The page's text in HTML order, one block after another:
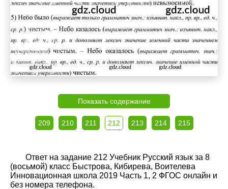
Показать содержание
209 210 211 212 213 214 215
Ответ на задание 212 Учебник Русский язык за 8
(восьмой) класс Быстрова, Кибирева, Воителева
Инновационная школа 2019 Часть 1, 2 ФГОС онлайн и
без номера телефона.